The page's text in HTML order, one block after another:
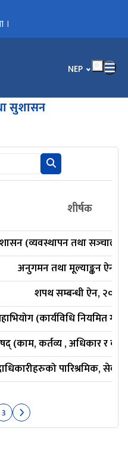
भाषा चयन गर्नुहोस्
NEP
।
सुशासन
शीर्षक
(व्यवस्थापन तथा
अनुगमन तथा मूल्याङ्कन ऐन,
शपथ सम्बन्धी ऐन, २०७९
(कार्यविधि नियमित
(काम, कर्तव्य , अधिकार र
पारिश्रमिक,
3